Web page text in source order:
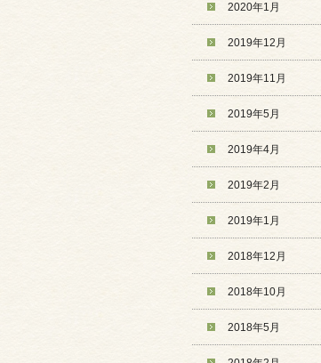
2020年1月
2019年12月
2019年11月
2019年5月
2019年4月
2019年2月
2019年1月
2018年12月
2018年10月
2018年5月